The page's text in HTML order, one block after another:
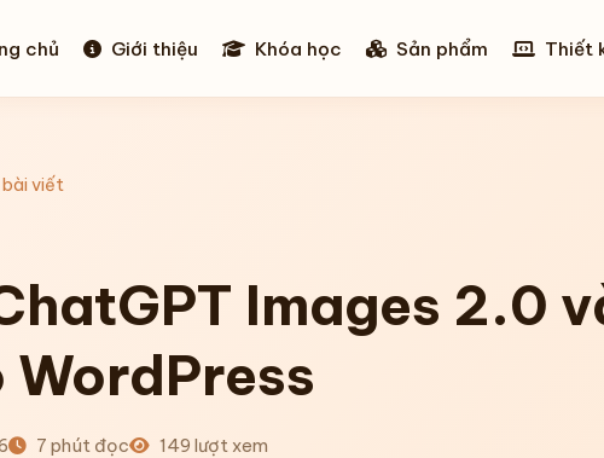
chủ Giới thiệu Khóa học Sản phẩm Thiết
viết
Images 2.0
7 phút đọc 149 lượt xem